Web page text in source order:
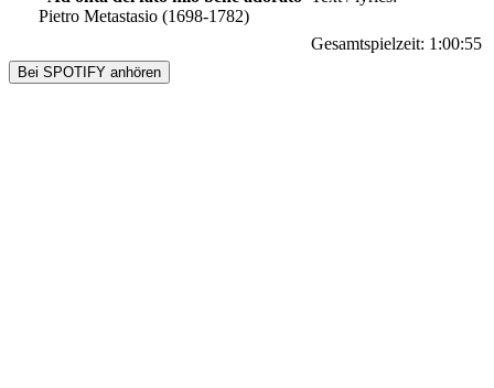
Pietro Metastasio (1698-1782)
Gesamtspielzeit: 1:00:55
Bei SPOTIFY anhören